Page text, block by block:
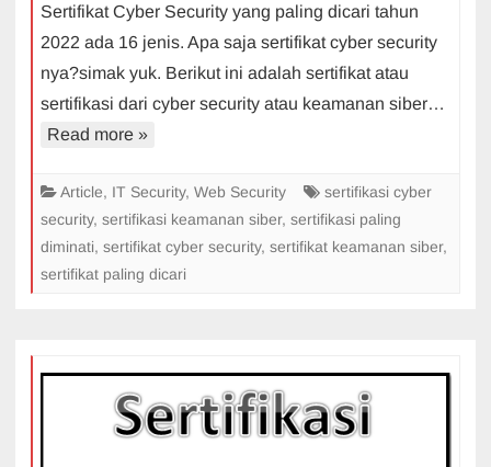
Sertifikat
Cyber
Security
Paling
Sertifikat Cyber Security yang paling dicari tahun
2022 ada 16 jenis. Apa saja sertifikat cyber security
nya?simak yuk. Berikut ini adalah sertifikat atau
sertifikasi dari cyber security atau keamanan siber…
Read more »
Article, IT Security, Web Security
sertifikasi cyber
security, sertifikasi keamanan siber, sertifikasi paling
diminati, sertifikat cyber security, sertifikat keamanan siber,
sertifikat paling dicari